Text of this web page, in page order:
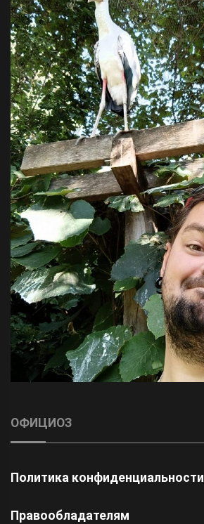
ОФИЦИОЗ
Политика конфиденциальности
Правообладателям